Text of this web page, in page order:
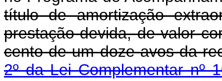
título de amortização
prestação devida, de valor
cento de um doze avos da
2º da Lei Complementar